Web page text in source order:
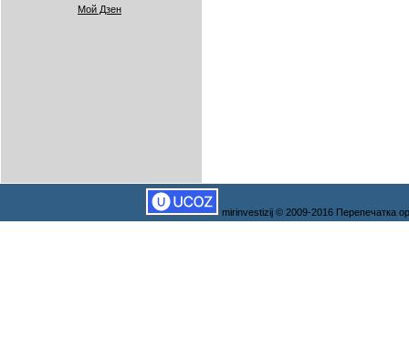
Мой Дзен
mirinvestizij © 2009-2016 Перепечатка